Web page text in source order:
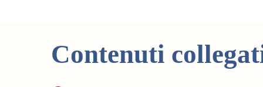
Contenuti